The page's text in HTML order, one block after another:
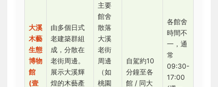
大溪
木藝
生態
博物
館
(壹
由多個日式
老建築群組
成，分散在
老街周邊。
展示大溪輝
煌的木藝產
主要
館舍
散落
大溪
老街
周邊
（如
桃園
自駕約10
分鐘至各
館 / 同大
各館舍
時間不
一，通
常
09:30-
17:00